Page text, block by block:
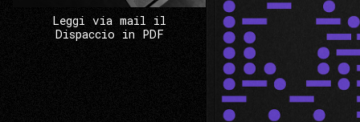
Leggi via mail il
Dispaccio in PDF